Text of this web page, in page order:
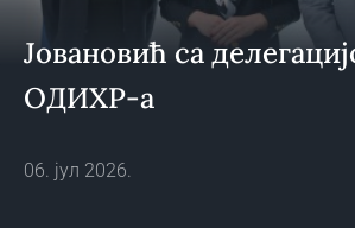
Јовановић са
ОДИХР-а
06. јул 2026.